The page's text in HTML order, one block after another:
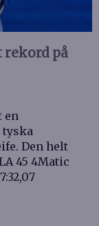
rekord på
en
Den helt
45 4Matic